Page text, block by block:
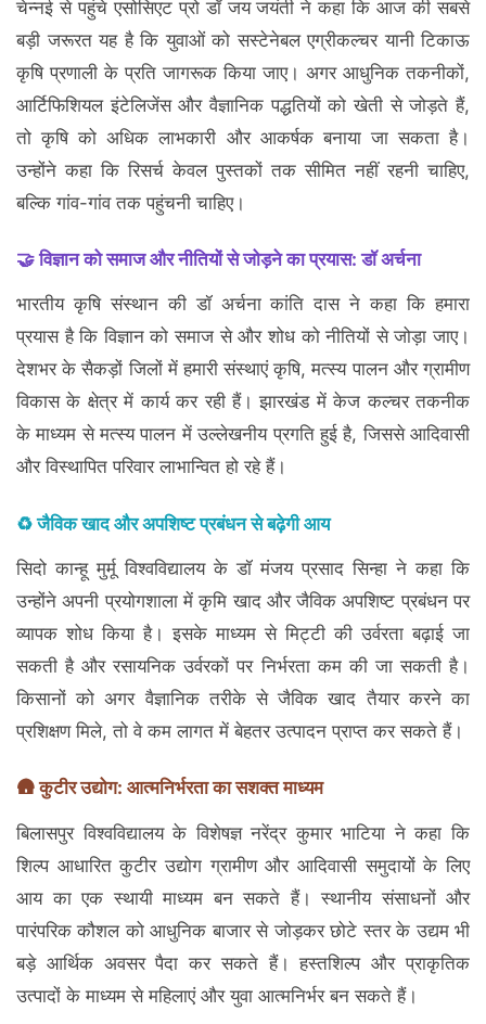
चेन्नई से पहुंचे एसोसिएट प्रो डॉ जय जयंती ने कहा कि आज की सबसे
बड़ी जरूरत यह है कि युवाओं को सस्टेनेबल एग्रीकल्चर यानी टिकाऊ
कृषि प्रणाली के प्रति जागरूक किया जाए। अगर आधुनिक तकनीकों,
आर्टिफिशियल इंटेलिजेंस और वैज्ञानिक पद्धतियों को खेती से जोड़ते हैं,
तो कृषि को अधिक लाभकारी और आकर्षक बनाया जा सकता है।
उन्होंने कहा कि रिसर्च केवल पुस्तकों तक सीमित नहीं रहनी चाहिए,
बल्कि गांव-गांव तक पहुंचनी चाहिए।
🤝 विज्ञान को समाज और नीतियों से जोड़ने का प्रयास: डॉ अर्चना
भारतीय कृषि संस्थान की डॉ अर्चना कांति दास ने कहा कि हमारा
प्रयास है कि विज्ञान को समाज से और शोध को नीतियों से जोड़ा जाए।
देशभर के सैकड़ों जिलों में हमारी संस्थाएं कृषि, मत्स्य पालन और ग्रामीण
विकास के क्षेत्र में कार्य कर रही हैं। झारखंड में केज कल्चर तकनीक
के माध्यम से मत्स्य पालन में उल्लेखनीय प्रगति हुई है, जिससे आदिवासी
और विस्थापित परिवार लाभान्वित हो रहे हैं।
♻️ जैविक खाद और अपशिष्ट प्रबंधन से बढ़ेगी आय
सिदो कान्हू मुर्मू विश्वविद्यालय के डॉ मंजय प्रसाद सिन्हा ने कहा कि
उन्होंने अपनी प्रयोगशाला में कृमि खाद और जैविक अपशिष्ट प्रबंधन पर
व्यापक शोध किया है। इसके माध्यम से मिट्टी की उर्वरता बढ़ाई जा
सकती है और रसायनिक उर्वरकों पर निर्भरता कम की जा सकती है।
किसानों को अगर वैज्ञानिक तरीके से जैविक खाद तैयार करने का
प्रशिक्षण मिले, तो वे कम लागत में बेहतर उत्पादन प्राप्त कर सकते हैं।
🛖 कुटीर उद्योग: आत्मनिर्भरता का सशक्त माध्यम
बिलासपुर विश्वविद्यालय के विशेषज्ञ नरेंद्र कुमार भाटिया ने कहा कि
शिल्प आधारित कुटीर उद्योग ग्रामीण और आदिवासी समुदायों के लिए
आय का एक स्थायी माध्यम बन सकते हैं। स्थानीय संसाधनों और
पारंपरिक कौशल को आधुनिक बाजार से जोड़कर छोटे स्तर के उद्यम भी
बड़े आर्थिक अवसर पैदा कर सकते हैं। हस्तशिल्प और प्राकृतिक
उत्पादों के माध्यम से महिलाएं और युवा आत्मनिर्भर बन सकते हैं।